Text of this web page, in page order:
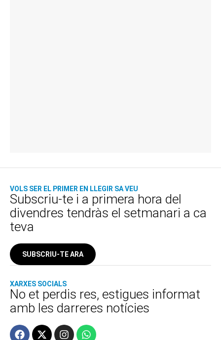
VOLS SER EL PRIMER EN LLEGIR SA VEU
Subscriu-te i a primera hora del
divendres tendràs el setmanari a ca
teva
SUBSCRIU-TE ARA
XARXES SOCIALS
No et perdis res, estigues informat
amb les darreres notícies